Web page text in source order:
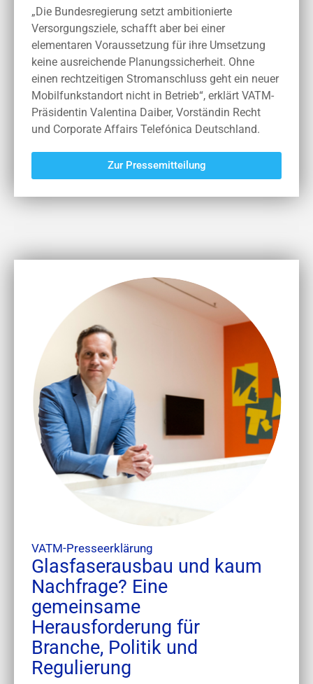
„Die Bundesregierung setzt ambitionierte
Versorgungsziele, schafft aber bei einer
elementaren Voraussetzung für ihre Umsetzung
keine ausreichende Planungssicherheit. Ohne
einen rechtzeitigen Stromanschluss geht ein neuer
Mobilfunkstandort nicht in Betrieb“, erklärt VATM-
Präsidentin Valentina Daiber, Vorständin Recht
und Corporate Affairs Telefónica Deutschland.
Zur Pressemitteilung
VATM-Presseerklärung
Glasfaserausbau und kaum
Nachfrage? Eine
gemeinsame
Herausforderung für
Branche, Politik und
Regulierung